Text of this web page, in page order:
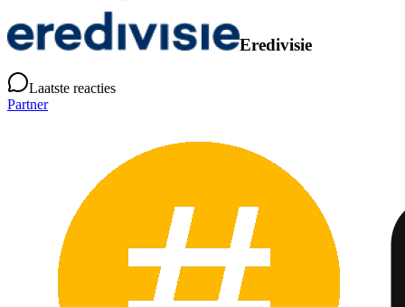
Eredivisie
Laatste reacties
Partner